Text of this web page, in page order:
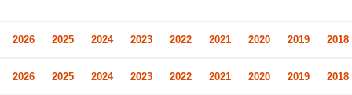
2026 2025 2024 2023 2022 2021 2020 2019 2018
2026 2025 2024 2023 2022 2021 2020 2019 2018